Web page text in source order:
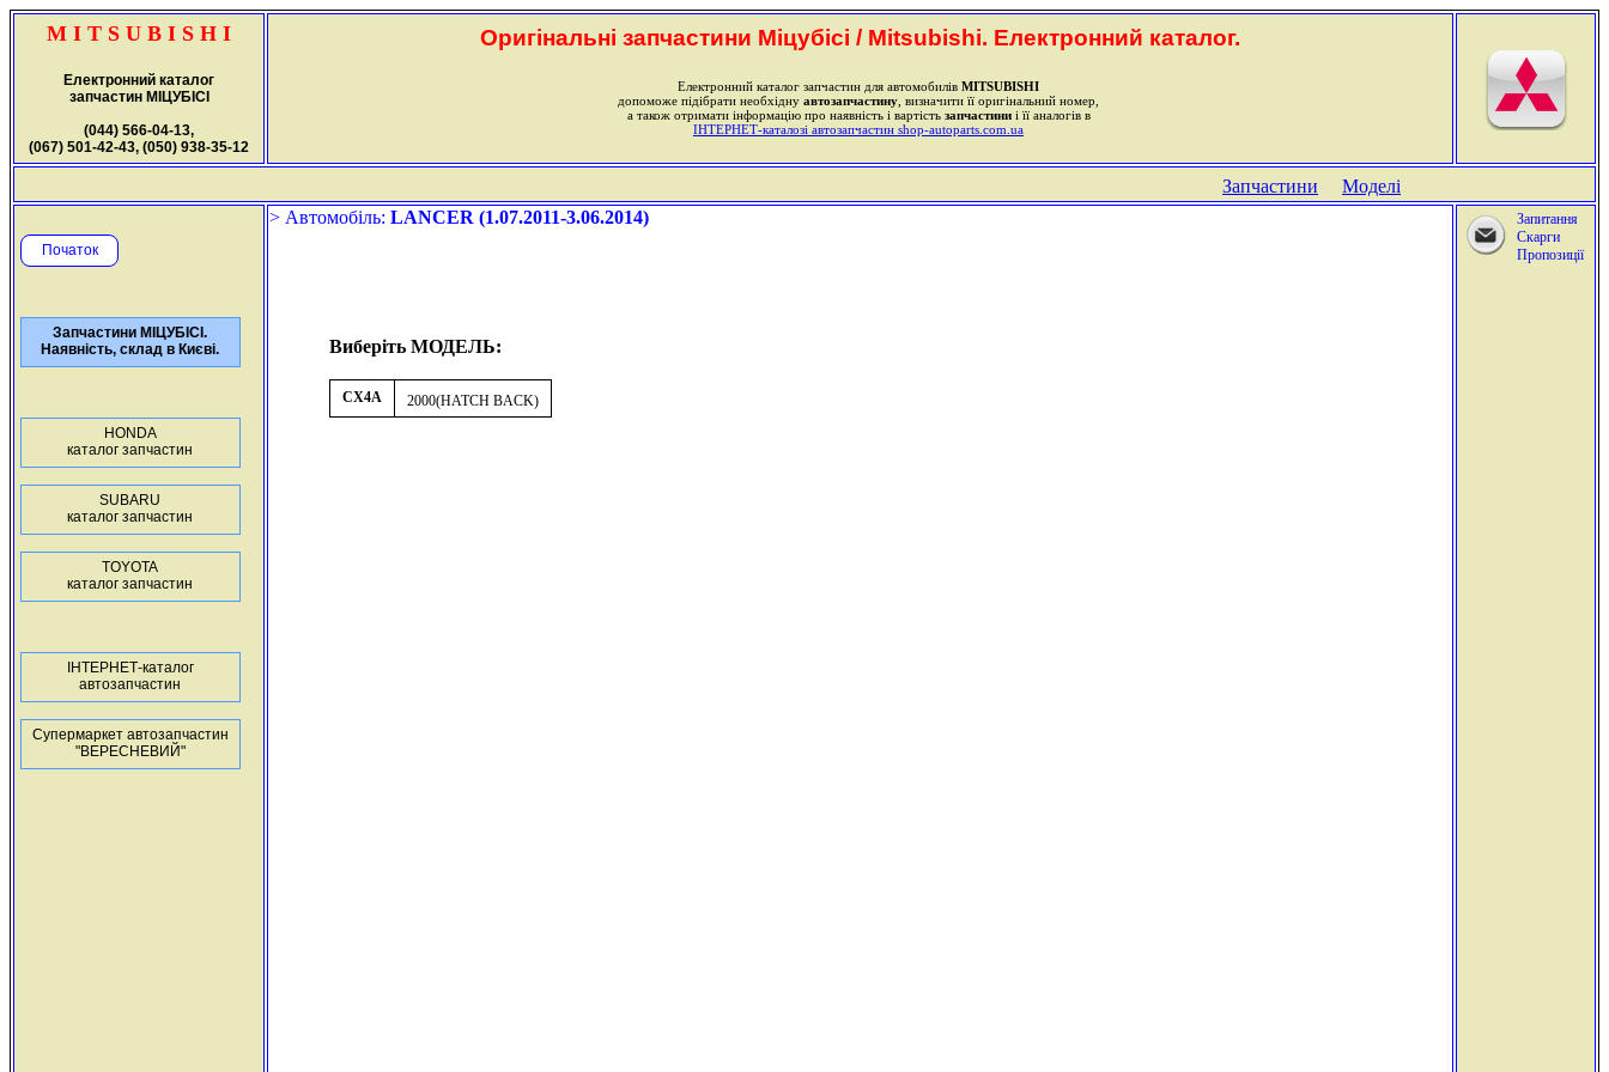
M I T S U B I S H I
Електронний каталог
запчастин МІЦУБІСІ
(044) 566-04-13,
(067) 501-42-43, (050) 938-35-12
Оригінальні запчастини Міцубісі / Mitsubishi. Електронний каталог.
Електронний каталог запчастин для автомобилів MITSUBISHI
допоможе підібрати необхідну автозапчастину , визначити її оригінальний номер,
а також отримати інформацію про наявність і вартість запчастиниі її аналогів в
ІНТЕРНЕТ-каталозі автозапчастин shop-autoparts.com.ua
Запчастини Моделі
Початок
Запчастини МІЦУБІСІ.
Наявність, склад в Києві.
HONDA
каталог запчастин
SUBARU
каталог запчастин
TOYOTA
каталог запчастин
ІНТЕРНЕТ-каталог
автозапчастин
Супермаркет автозапчастин
"ВЕРЕСНЕВИЙ"
> Автомобіль: LANCER (1.07.2011-3.06.2014)
Виберіть МОДЕЛЬ:
CX4A 2000(HATCH BACK)
Запитання
Скарги
Пропозиції